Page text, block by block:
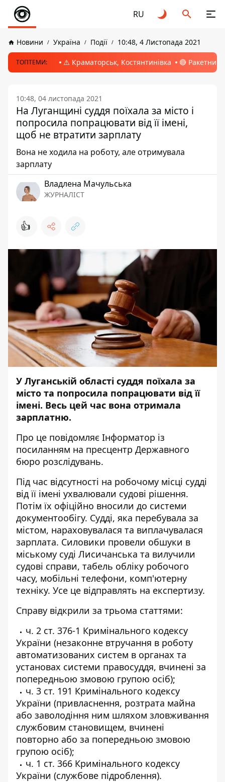
RU
Новини Україна Події 10:48, 4 Листопада 2021
ТОПТЕМИ: ⚠️ Краматорськ, Костянтинівка 🔴 Ракетний
10:48, 04 листопада 2021
На Луганщині суддя поїхала за місто і
попросила попрацювати від її імені,
щоб не втратити зарплату
Вона не ходила на роботу, але отримувала
зарплату
Владлена Мачульська
ЖУРНАЛІСТ
👍
У Луганській області суддя поїхала за
місто та попросила попрацювати від її
імені. Весь цей час вона отримала
зарплатню.
Про це повідомляє Інформатор із
посиланням на пресцентр Державного
бюро розслідувань.
Під час відсутності на робочому місці судді
від її імені ухвалювали судові рішення.
Потім їх офіційно вносили до системи
документообігу. Судді, яка перебувала за
містом, нараховувалася та виплачувалася
зарплата. Силовики провели обшуки в
міському суді Лисичанська та вилучили
судові справи, табель обліку робочого
часу, мобільні телефони, комп'ютерну
техніку. Усе це відправлять на експертизу.
Справу відкрили за трьома статтями:
ч. 2 ст. 376-1 Кримінального кодексу
України (незаконне втручання в роботу
автоматизованих систем в органах та
установах системи правосуддя, вчинені за
попередньою змовою групою осіб);
ч. 3 ст. 191 Кримінального кодексу
України (привласнення, розтрата майна
або заволодіння ним шляхом зловживання
службовим становищем, вчинені
повторно або за попередньою змовою
групою осіб);
ч. 1 ст. 366 Кримінального кодексу
України (службове підроблення).